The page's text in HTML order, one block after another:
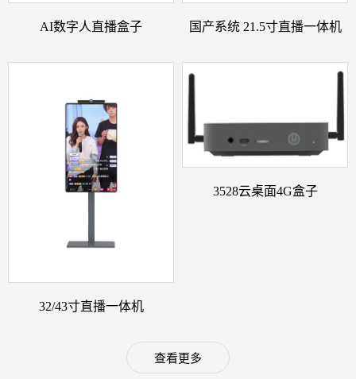
AI数字人直播盒子 国产系统 21.5寸直播一体机
32/43寸直播一体机
3528云桌面4G盒子
查看更多